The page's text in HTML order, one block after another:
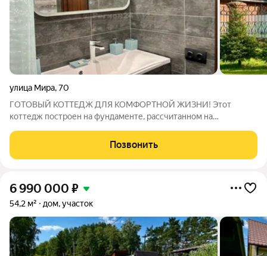
улица Мира,70
ГОТОВЫЙ КОТТЕДЖ ДЛЯ КОМФОРТНОЙ ЖИЗНИ! Этот
коттедж построен на фундаменте, рассчитанном на
и обеспечит полную безопасность вашей семье. Почему вам
понравится здесь с первого взгляда? В доме
Позвонить
6 990 000 ₽
54,2 м² дом, участок